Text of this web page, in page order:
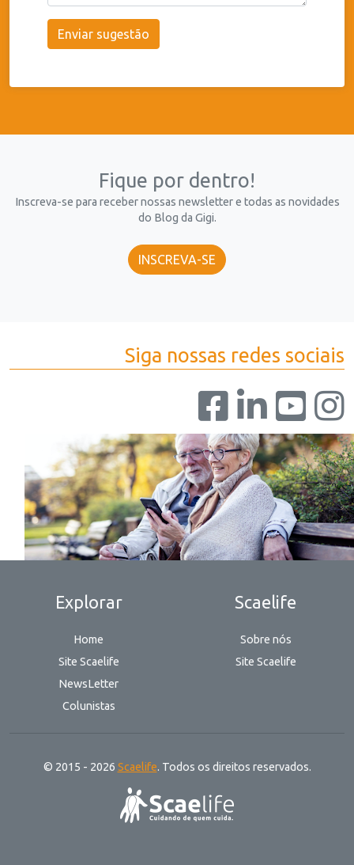
Enviar sugestão
Fique por dentro!
Inscreva-se para receber nossas newsletter e todas as novidades
do Blog da Gigi.
INSCREVA-SE
Siga nossas redes sociais
Explorar
Home
Site Scaelife
NewsLetter
Colunistas
Scaelife
Sobre nós
Site Scaelife
© 2015 - 2026 Scaelife. Todos os direitos reservados.